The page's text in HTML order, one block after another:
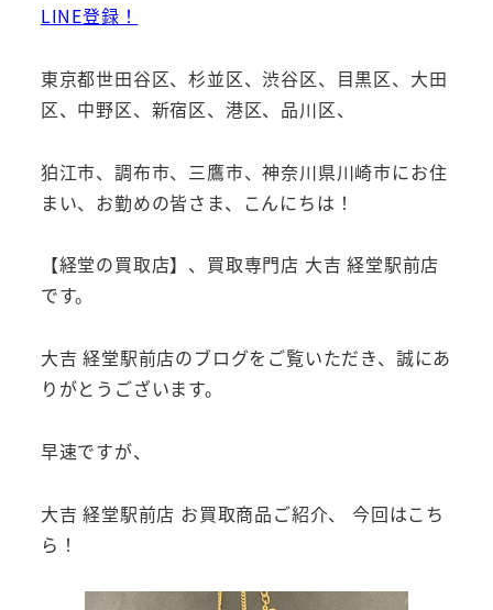
LINE登録！
東京都世田谷区、杉並区、渋谷区、目黒区、大田
区、中野区、新宿区、港区、品川区、
狛江市、調布市、三鷹市、神奈川県川崎市にお住
まい、お勤めの皆さま、こんにちは！
【経堂の買取店】、買取専門店 大吉 経堂駅前店
です。
大吉 経堂駅前店のブログをご覧いただき、誠にあ
りがとうございます。
早速ですが、
大吉 経堂駅前店 お買取商品ご紹介、 今回はこち
ら！